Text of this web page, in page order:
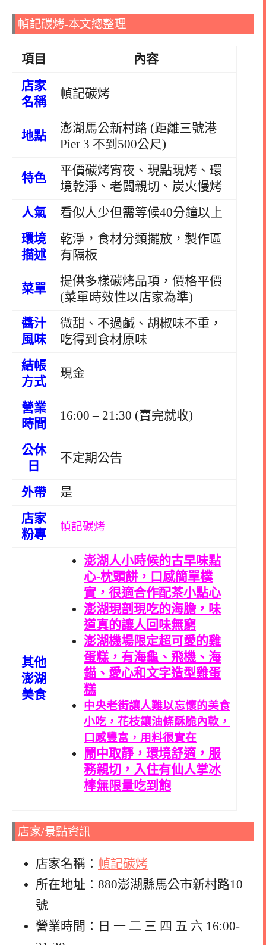
幀記碳烤-本文總整理
項目
內容
店家
名稱
幀記碳烤
地點
澎湖馬公新村路 (距離三號港
Pier 3 不到500公尺)
特色
平價碳烤宵夜、現點現烤、環
境乾淨、老闆親切、炭火慢烤
人氣
看似人少但需等候40分鐘以上
環境
描述
乾淨，食材分類擺放，製作區
有隔板
菜單
提供多樣碳烤品項，價格平價
(菜單時效性以店家為準)
醬汁
風味
微甜、不過鹹、胡椒味不重，
吃得到食材原味
結帳
方式
現金
營業
時間
16:00 – 21:30 (賣完就收)
公休
日
不定期公告
外帶
是
店家
粉專
幀記碳烤
其他
澎湖
美食
澎湖人小時候的古早味點
心-枕頭餅，口感簡單樸
實，很適合作配茶小點心
澎湖現剖現吃的海膽，味
道真的讓人回味無窮
澎湖機場限定超可愛的雞
蛋糕，有海龜、飛機、海
錨、愛心和文字造型雞蛋
糕
中央老街讓人難以忘懷的美食
小吃，花枝鑲油條酥脆內軟，
口感豐富，用料很實在
鬧中取靜，環境舒適，服
務親切，入住有仙人掌冰
棒無限量吃到飽
店家/景點資訊
店家名稱： 幀記碳烤
所在地址：880澎湖縣馬公市新村路10
號
營業時間：日 一 二 三 四 五 六 16:00-